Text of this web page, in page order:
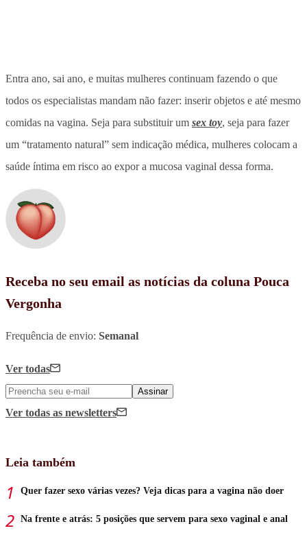
Entra ano, sai ano, e muitas mulheres continuam fazendo o que
todos os especialistas mandam não fazer: inserir objetos e até mesmo
comidas na vagina. Seja para substituir um sex toy, seja para fazer
um “tratamento natural” sem indicação médica, mulheres colocam a
saúde íntima em risco ao expor a mucosa vaginal dessa forma.
Receba no seu email as notícias da coluna Pouca
Vergonha
Frequência de envio: Semanal
Ver todas
Assinar
Ver todas as newsletters
Leia também
Quer fazer sexo várias vezes? Veja dicas para a vagina não doer
Na frente e atrás: 5 posições que servem para sexo vaginal e anal